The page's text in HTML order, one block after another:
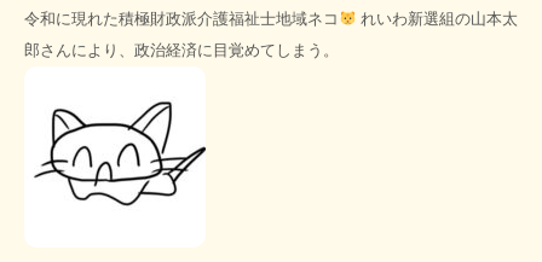
令和に現れた積極財政派介護福祉士地域ネコ
れいわ新選組の山本太
郎さんにより、政治経済に目覚めてしまう。